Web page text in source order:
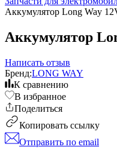
Аккумулятор Long Way
Аккумулятор
Написать отзыв
Бренд:LONG WAY
К сравнению
В избранное
Поделиться
Копировать ссылку
Отправить по email